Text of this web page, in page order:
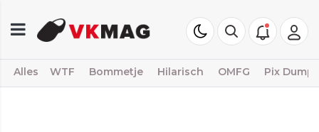
Alles WTF Bommetje Hilarisch OMFG Pix Dump